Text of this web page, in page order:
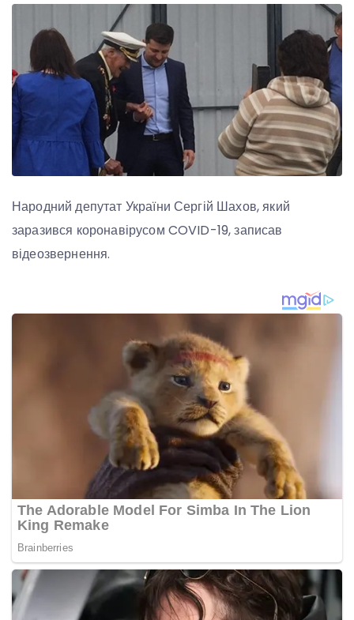
Народний депутат України Сергій Шахов, який
заразився коронавірусом COVID-19, записав
відеозвернення.